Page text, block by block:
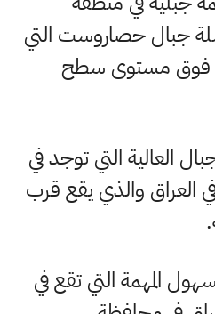
جبال حصاروست التي
فوق مستوى سطح
العالية التي توجد في
العراق والذي يقع قرب
.
المهمة التي تقع في